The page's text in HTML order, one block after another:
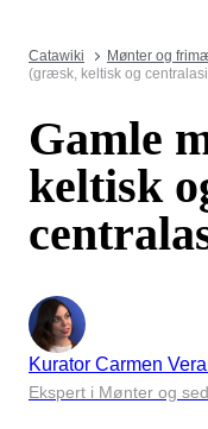
Catawiki Mønter og
(græsk, keltisk og
Gamle
keltisk
Kurator Carmen
Ekspert i Mønter og